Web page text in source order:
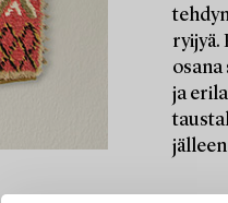
ryijyä.
ja